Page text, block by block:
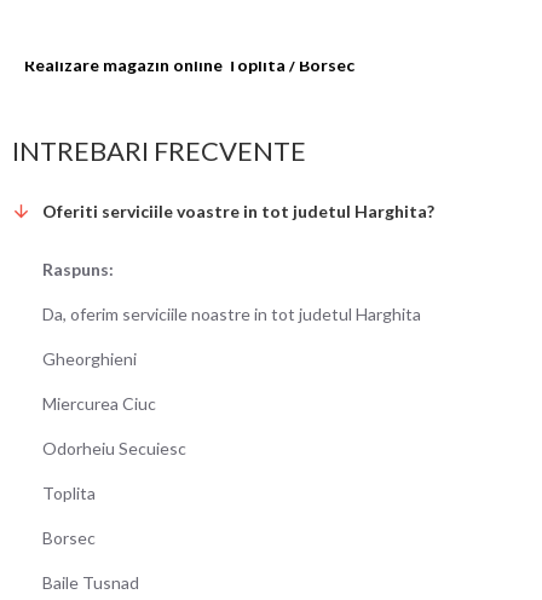
Realizare magazin online Toplita / Borsec
INTREBARI FRECVENTE
Oferiti serviciile voastre in tot judetul Harghita?
Raspuns:
Da, oferim serviciile noastre in tot judetul Harghita
Gheorghieni
Miercurea Ciuc
Odorheiu Secuiesc
Toplita
Borsec
Baile Tusnad